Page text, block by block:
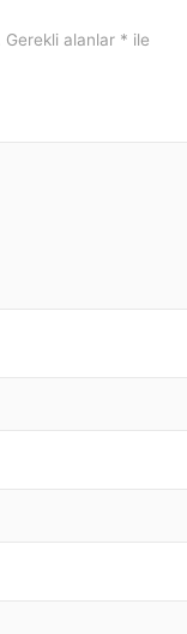
alanlar * ile